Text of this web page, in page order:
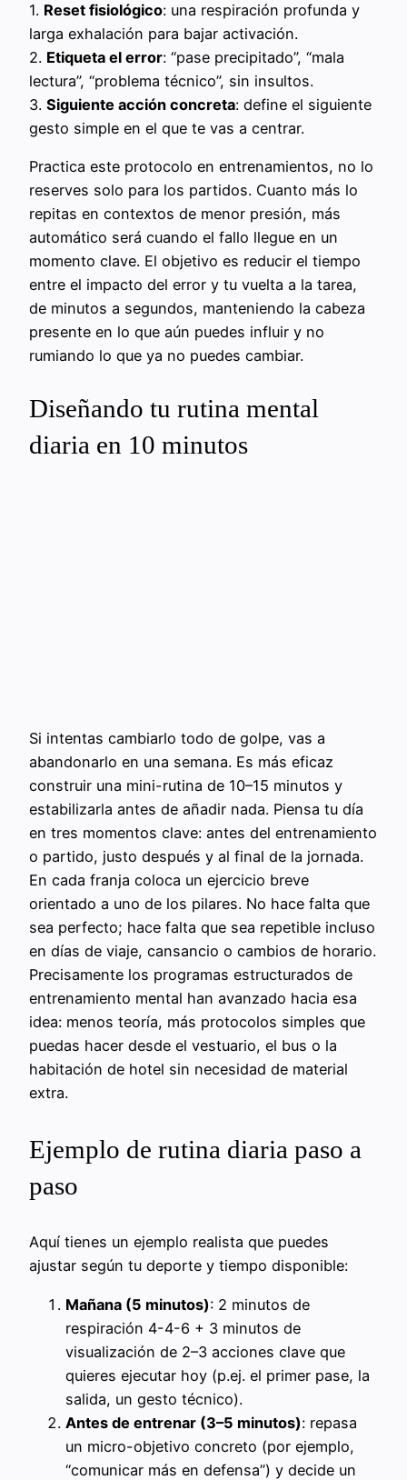
1. Reset fisiológico: una respiración profunda y
larga exhalación para bajar activación.
2. Etiqueta el error: “pase precipitado”, “mala
lectura”, “problema técnico”, sin insultos.
3. Siguiente acción concreta: define el siguiente
gesto simple en el que te vas a centrar.
Practica este protocolo en entrenamientos, no lo
reserves solo para los partidos. Cuanto más lo
repitas en contextos de menor presión, más
automático será cuando el fallo llegue en un
momento clave. El objetivo es reducir el tiempo
entre el impacto del error y tu vuelta a la tarea,
de minutos a segundos, manteniendo la cabeza
presente en lo que aún puedes influir y no
rumiando lo que ya no puedes cambiar.
Diseñando tu rutina mental
diaria en 10 minutos
Si intentas cambiarlo todo de golpe, vas a
abandonarlo en una semana. Es más eficaz
construir una mini-rutina de 10–15 minutos y
estabilizarla antes de añadir nada. Piensa tu día
en tres momentos clave: antes del entrenamiento
o partido, justo después y al final de la jornada.
En cada franja coloca un ejercicio breve
orientado a uno de los pilares. No hace falta que
sea perfecto; hace falta que sea repetible incluso
en días de viaje, cansancio o cambios de horario.
Precisamente los programas estructurados de
entrenamiento mental han avanzado hacia esa
idea: menos teoría, más protocolos simples que
puedas hacer desde el vestuario, el bus o la
habitación de hotel sin necesidad de material
extra.
Ejemplo de rutina diaria paso a
paso
Aquí tienes un ejemplo realista que puedes
ajustar según tu deporte y tiempo disponible:
Mañana (5 minutos): 2 minutos de
respiración 4-4-6 + 3 minutos de
visualización de 2–3 acciones clave que
quieres ejecutar hoy (p.ej. el primer pase, la
salida, un gesto técnico).
Antes de entrenar (3–5 minutos): repasa
un micro-objetivo concreto (por ejemplo,
“comunicar más en defensa”) y decide un